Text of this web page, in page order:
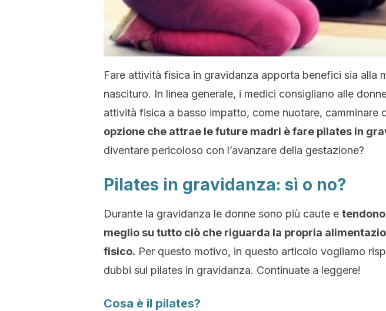
Fare attività fisica in gravidanza apporta benefici sia alla
nascituro. In linea generale, i medici consigliano alle
attività fisica a basso impatto, come nuotare, camminare
opzione che attrae le future madri è fare pilates in
diventare pericoloso con l’avanzare della gestazione?
Pilates in gravidanza: sì o no?
Durante la gravidanza le donne sono più caute e
meglio su tutto ciò che riguarda la propria
fisico. Per questo motivo, in questo articolo vogliamo
dubbi sul pilates in gravidanza. Continuate a leggere!
Cosa è il pilates?